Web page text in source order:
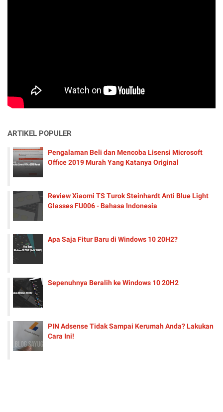
ARTIKEL POPULER
Pengalaman Beli dan Mencoba Lisensi Microsoft
Office 2019 Murah Yang Katanya Original
Review Xiaomi TS Turok Steinhardt Anti Blue Light
Glasses FU006 - Bahasa Indonesia
Apa Saja Fitur Baru di Windows 10 20H2?
Sepenuhnya Beralih ke Windows 10 20H2
PIN Adsense Tidak Sampai Kerumah Anda? Lakukan
Cara Ini!